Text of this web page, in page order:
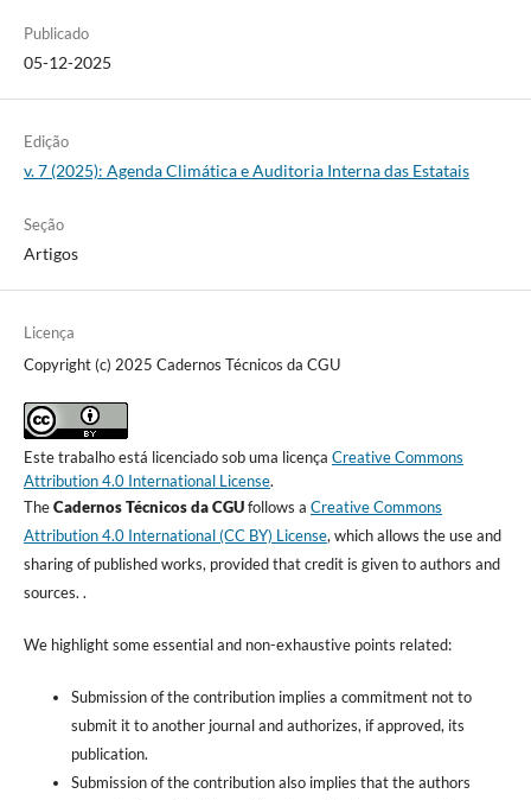
Publicado
05-12-2025
Edição
v. 7 (2025): Agenda Climática e Auditoria Interna das Estatais
Seção
Artigos
Licença
Copyright (c) 2025 Cadernos Técnicos da CGU
Este trabalho está licenciado sob uma licença Creative Commons
Attribution 4.0 International License.
TheCadernos Técnicos da CGUfollows a Creative Commons
Attribution 4.0 International (CC BY) License, which allows the use and
sharing of published works, provided that credit is given to authors and
sources. .
We highlight some essential and non-exhaustive points related:
Submission of the contribution implies a commitment not to
submit it to another journal and authorizes, if approved, its
publication.
Submission of the contribution also implies that the authors